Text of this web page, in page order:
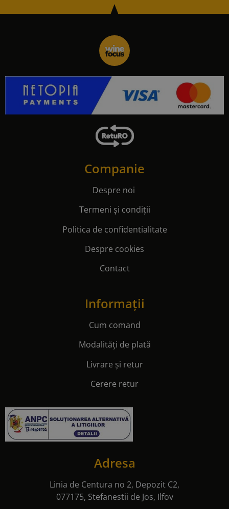
Companie
Despre noi
Termeni și condiții
Politica de confidentialitate
Despre cookies
Contact
Informații
Cum comand
Modalități de plată
Livrare și retur
Cerere retur
Adresa
Linia de Centura no 2, Depozit C2,
077175, Stefanestii de Jos, Ilfov